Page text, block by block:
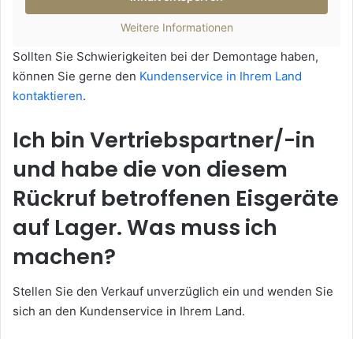
Weitere Informationen
Sollten Sie Schwierigkeiten bei der Demontage haben,
können Sie gerne den Kundenservice in Ihrem Land
kontaktieren.
Ich bin Vertriebspartner/-in
und habe die von diesem
Rückruf betroffenen Eisgeräte
auf Lager. Was muss ich
machen?
Stellen Sie den Verkauf unverzüglich ein und wenden Sie
sich an den Kundenservice in Ihrem Land.